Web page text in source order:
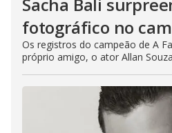
fotográfico no
Os registros do campeão de A
próprio amigo, o ator Allan